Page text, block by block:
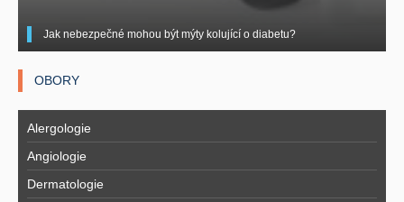
Jak nebezpečné mohou být mýty kolující o diabetu?
OBORY
Alergologie
Angiologie
Dermatologie